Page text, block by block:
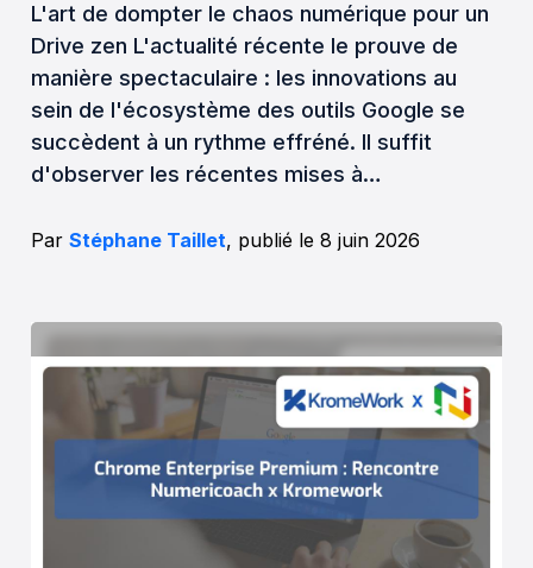
L'art de dompter le chaos numérique pour un
Drive zen L'actualité récente le prouve de
manière spectaculaire : les innovations au
sein de l'écosystème des outils Google se
succèdent à un rythme effréné. Il suffit
d'observer les récentes mises à…
ParStéphane Taillet, publié le 8 juin 2026